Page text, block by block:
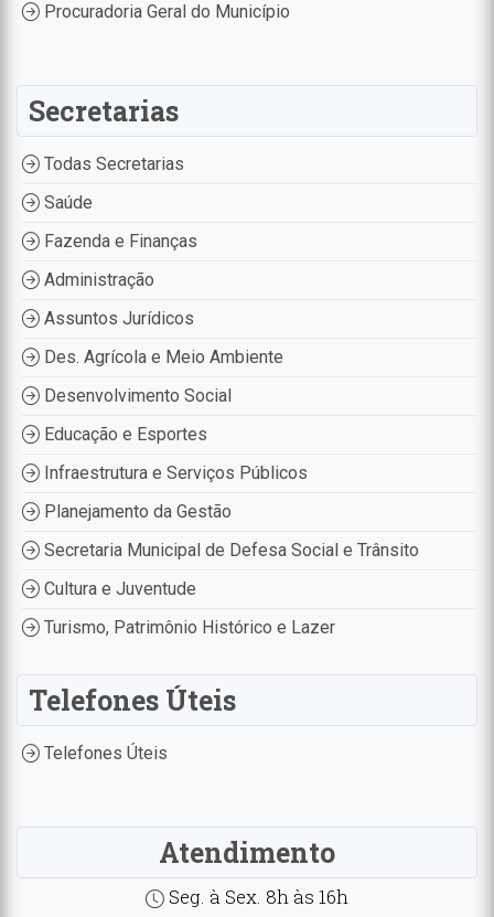
Procuradoria Geral do Município
Secretarias
Todas Secretarias
Saúde
Fazenda e Finanças
Administração
Assuntos Jurídicos
Des. Agrícola e Meio Ambiente
Desenvolvimento Social
Educação e Esportes
Infraestrutura e Serviços Públicos
Planejamento da Gestão
Secretaria Municipal de Defesa Social e Trânsito
Cultura e Juventude
Turismo, Patrimônio Histórico e Lazer
Telefones Úteis
Telefones Úteis
Atendimento
Seg. à Sex. 8h às 16h